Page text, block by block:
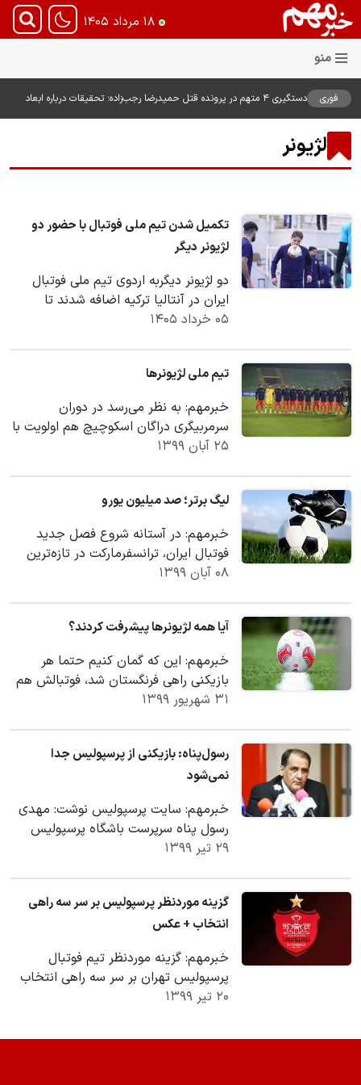
۱۸ مرداد ۱۴۰۵
فوری
دستگیری ۴ متهم در پرونده قتل حمیدرضا رجب‌زاده؛ تحقیقات درباره ابعاد
لژیونر
تکمیل شدن تیم ملی فوتبال با حضور دو
لژیونر دیگر
دو لژیونر دیگربه اردوی تیم ملی فوتبال
ایران در آنتالیا ترکیه اضافه شدند تا
لیست این تیم تکمیل شود.
۰۵ خرداد ۱۴۰۵
تیم‌ ملی لژیونرها
خبرمهم: به‌ نظر می‌رسد در دوران
سرمربیگری دراگان اسکوچیچ هم اولویت با
لژیونرهاست و کسانی که در لیگ‌های خارج
۲۵ آبان ۱۳۹۹
لیگ برتر؛ صد میلیون یورو
خبرمهم: در آستانه شروع فصل جدید
فوتبال ایران، ترانسفرمارکت در تازه‌ترین
به‌روزرسانی‌اش اقدام به ارزش‌گذاری
۰۸ آبان ۱۳۹۹
آیا همه لژیونرها پیشرفت کردند؟
خبرمهم: این که گمان کنیم حتما هر
بازیکنی راهی فرنگستان شد، فوتبالش هم
ترقی خواهد کرد، جای بحث دارد.
۳۱ شهریور ۱۳۹۹
رسول‌پناه: بازیکنی از پرسپولیس جدا
نمی‌شود
خبرمهم: سایت پرسپولیس نوشت: مهدی
رسول پناه سرپرست باشگاه پرسپولیس
گفت: برنامه ما حفظ اسکلت پرسپولیس
۲۹ تیر ۱۳۹۹
گزینه موردنظر پرسپولیس بر سر سه راهی
انتخاب + عکس
خبرمهم: گزینه موردنظر تیم فوتبال
پرسپولیس تهران بر سر سه راهی انتخاب
قرار گرفته است.
۲۰ تیر ۱۳۹۹